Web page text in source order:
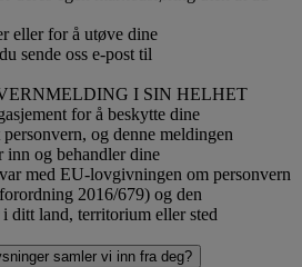
eller for å utøve dine
sende oss e-post til
I SIN HELHET
for å beskytte dine
og denne meldingen
inn og behandler dine
med EU-lovgivningen om personvern
2016/679) og den
ditt land, territorium eller sted
samler vi inn fra deg?